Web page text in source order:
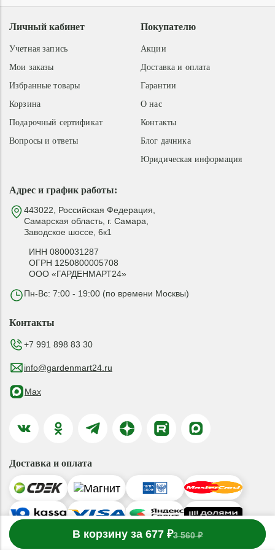
В корзину за 677 ₽3 560 ₽
1 товар в корзине
Адрес и график работы:
443022, Российская Федерация,
Самарская область, г. Самара,
Заводское шоссе, 6к1
ИНН 0800031287
ОГРН 1250800005708
ООО «ГАРДЕНМАРТ24»
Пн-Вс: 7:00 - 19:00 (по времени Москвы)
Покупателю
Акции
Доставка и оплата
Гарантии
О нас
Контакты
Блог дачника
Юридическая информация
Личный кабинет
Учетная запись
Мои заказы
Избранные товары
Корзина
Подарочный сертификат
Вопросы и ответы
Контакты
+7 991 898 83 30
info@gardenmart24.ru
Max
Доставка и оплата
© 2019-2026 ООО «ГАРДЕНМАРТ24»